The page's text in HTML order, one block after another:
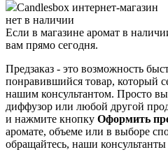
Candlesbox интернет-магазин
нет в наличии
Если в магазине аромат в
вам прямо сегодня.
Предзаказ - это возможность
понравившийся товар, который
нашим консультантом. Просто
диффузор или любой другой
и нажмите кнопку Оформить
аромате, объеме или в выборе
обращайтесь, наши